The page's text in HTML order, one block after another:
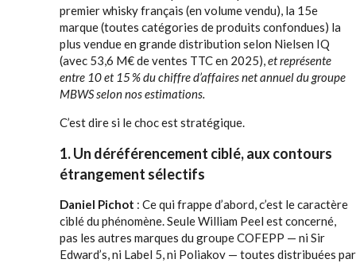
premier whisky français (en volume vendu), la 15e
marque (toutes catégories de produits confondues) la
plus vendue en grande distribution selon Nielsen IQ
(avec 53,6 M€ de ventes TTC en 2025),et représente
entre 10 et 15 % du chiffre d’affaires net annuel du groupe
MBWS selon nos estimations.
C’est dire si le choc est stratégique.
1. Un déréférencement ciblé, aux contours
étrangement sélectifs
Daniel Pichot : Ce qui frappe d’abord, c’est le caractère
ciblé du phénomène. Seule William Peel est concerné,
pas les autres marques du groupe COFEPP — ni Sir
Edward’s, ni Label 5, ni Poliakov — toutes distribuées par